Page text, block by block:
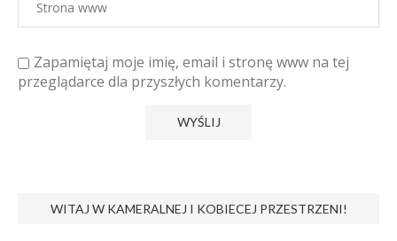
Zapamiętaj moje imię, email i stronę www na tej
przeglądarce dla przyszłych komentarzy.
WITAJ W KAMERALNEJ I KOBIECEJ PRZESTRZENI!